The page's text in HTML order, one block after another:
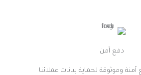
لحماية بيانات عملائنا